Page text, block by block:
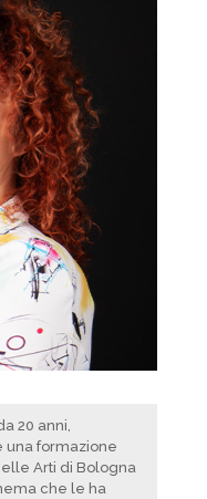
20 anni,
una formazione
Arti di Bologna
che le ha